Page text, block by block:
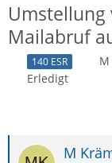
Umstellung
Mailabruf
140 ESR
Erledigt
M